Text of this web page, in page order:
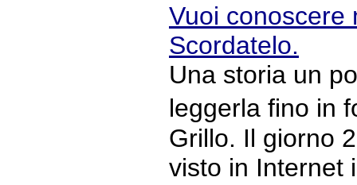
Vuoi conoscere
Scordatelo.
Una storia un
leggerla fino in
Grillo. Il giorno
visto in Internet